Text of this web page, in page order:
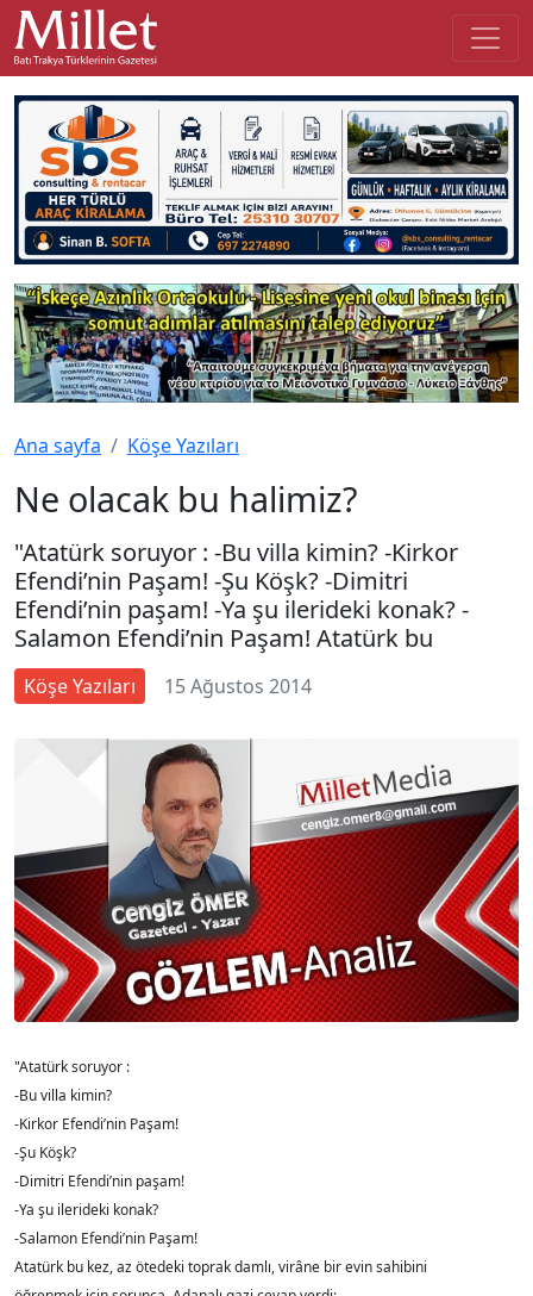
Ana sayfa Köşe Yazıları
Ne olacak bu halimiz?
"Atatürk soruyor : -Bu villa kimin? -Kirkor
Efendi’nin Paşam! -Şu Köşk? -Dimitri
Efendi’nin paşam! -Ya şu ilerideki konak? -
Salamon Efendi’nin Paşam! Atatürk bu
Köşe Yazıları 15 Ağustos 2014
"Atatürk soruyor :
-Bu villa kimin?
-Kirkor Efendi’nin Paşam!
-Şu Köşk?
-Dimitri Efendi’nin paşam!
-Ya şu ilerideki konak?
-Salamon Efendi’nin Paşam!
Atatürk bu kez, az ötedeki toprak damlı, virâne bir evin sahibini